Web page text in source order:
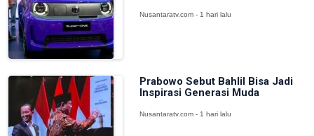
Nusantaratv.com - 1 hari lalu
Prabowo Sebut Bahlil Bisa Jadi
Inspirasi Generasi Muda
Nusantaratv.com - 1 hari lalu